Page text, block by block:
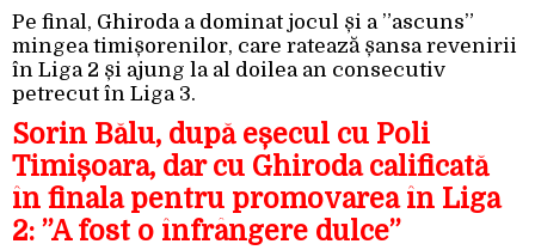
Pe final, Ghiroda a dominat jocul și a ”ascuns”
mingea timișorenilor, care ratează șansa revenirii
în Liga 2 și ajung la al doilea an consecutiv
petrecut în Liga 3.
Sorin Bălu, după eșecul cu Poli
Timișoara, dar cu Ghiroda calificată
în finala pentru promovarea în Liga
2: ”A fost o înfrângere dulce”